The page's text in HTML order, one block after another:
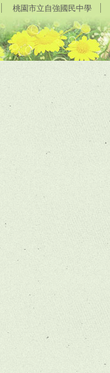
桃園市立自強國民中學